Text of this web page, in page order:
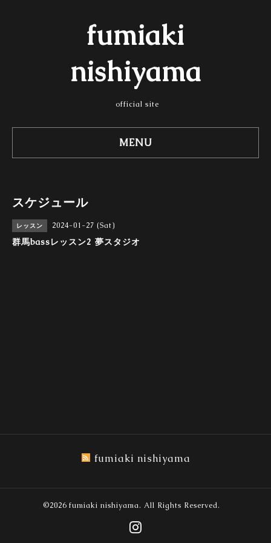
fumiaki
nishiyama
official site
MENU
スケジュール
レッスン 2024-01-27 (Sat)
群馬bassレッスン2 夢スタジオ
fumiaki nishiyama
©2026 fumiaki nishiyama. All Rights Reserved.